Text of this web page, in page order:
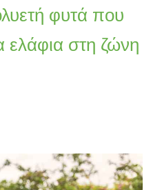
φυτά που
ελάφια στη ζώνη